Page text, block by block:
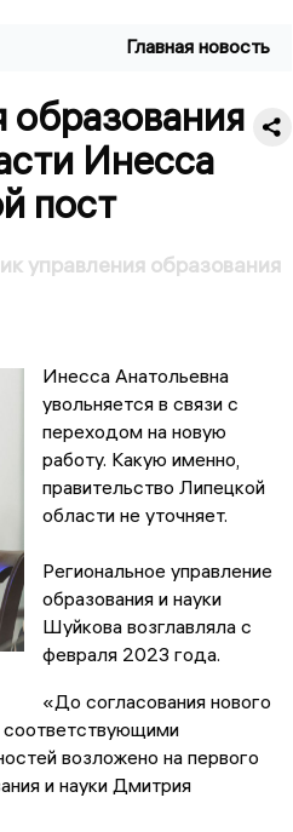
Главная новость
образования
Инесса
пост
управления образования
Инесса Анатольевна
увольняется в связи с
переходом на новую
работу. Какую именно,
правительство Липецкой
области не уточняет.
Региональное управление
образования и науки
Шуйкова возглавляла с
февраля 2023 года.
«До согласования нового
возложено на первого
и науки Дмитрия